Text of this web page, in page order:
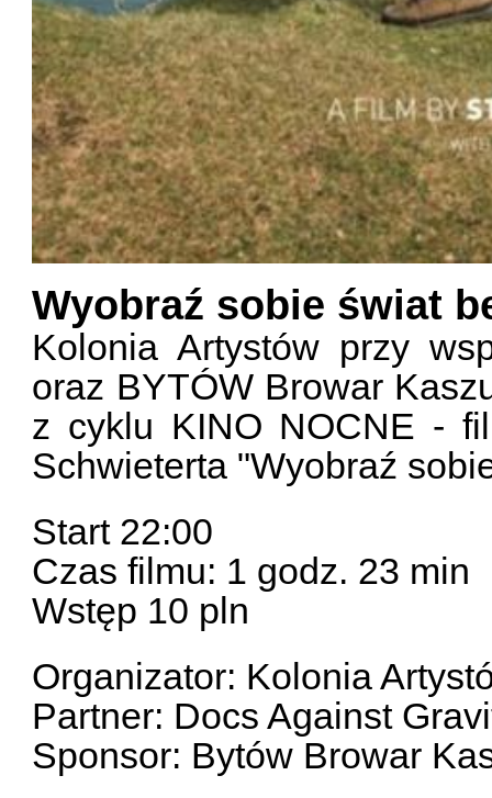
Wyobraź sobie świat
Kolonia Artystów przy
oraz BYTÓW Browar
z cyklu KINO NOCNE -
Schwieterta "Wyobraź
Start 22:00
Czas filmu: 1 godz. 23 min
Wstęp 10 pln
Organizator: Kolonia
Partner: Docs Against
Sponsor: Bytów Browar